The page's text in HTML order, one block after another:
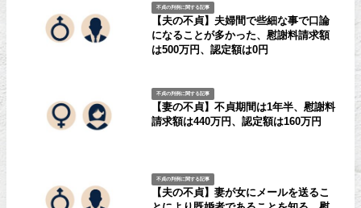
不貞の判例に関する記事
【夫の不貞】夫婦間で些細な事で口論
になることが多かった、慰謝料請求額
は500万円、認定額は0円
不貞の判例に関する記事
【妻の不貞】不貞期間は1年半、慰謝料
請求額は440万円、認定額は160万円
不貞の判例に関する記事
【夫の不貞】妻が女にメールを送るこ